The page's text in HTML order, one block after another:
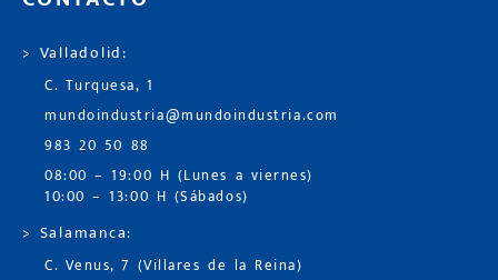
> Valladolid:
C. Turquesa, 1
mundoindustria@mundoindustria.com
983 20 50 88
08:00 – 19:00 H (Lunes a viernes)
10:00 – 13:00 H (Sábados)
> Salamanca:
C. Venus, 7 (Villares de la Reina)